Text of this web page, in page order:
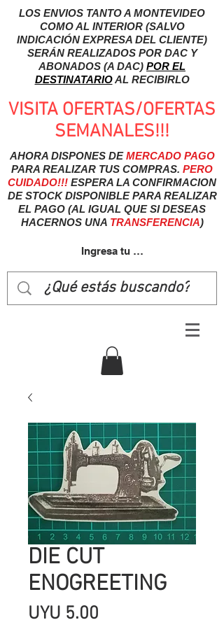
LOS ENVIOS TANTO A MONTEVIDEO
COMO AL INTERIOR (SALVO
INDICACIÓN EXPRESA DEL CLIENTE)
SERÁN REALIZADOS POR DAC Y
ABONADOS (A DAC) POR EL
DESTINATARIOAL RECIBIRLO
VISITA OFERTAS/OFERTAS
SEMANALES!!!
AHORA DISPONES DEMERCADO PAGO
PARA REALIZAR TUS COMPRAS. PERO
CUIDADO!!! ESPERA LA CONFIRMACION
DE STOCK DISPONIBLE PARA REALIZAR
EL PAGO (AL IGUAL QUE SI DESEAS
HACERNOS UNA TRANSFERENCIA)
Ingresa tu usuairo
DIE CUT
ENOGREETING
UYU 5.00